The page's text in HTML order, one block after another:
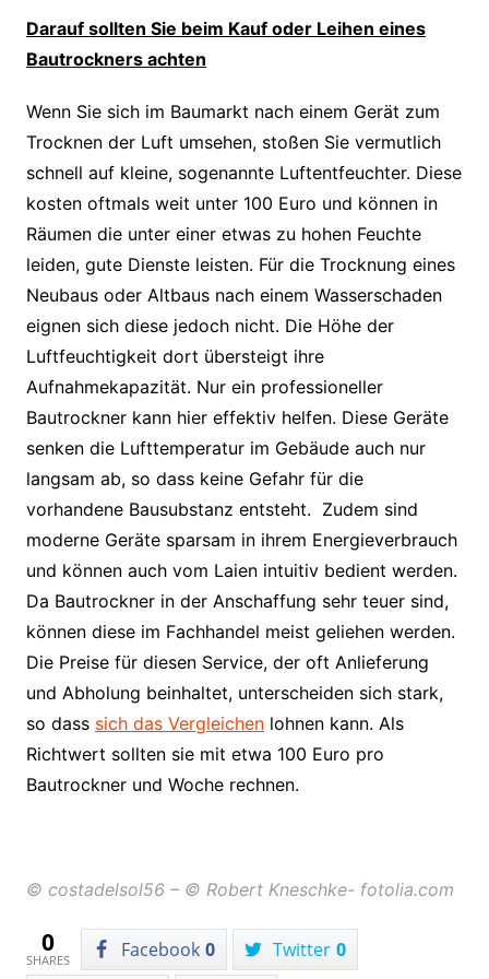
Darauf sollten Sie beim Kauf oder Leihen eines
Bautrockners achten
Wenn Sie sich im Baumarkt nach einem Gerät zum
Trocknen der Luft umsehen, stoßen Sie vermutlich
schnell auf kleine, sogenannte Luftentfeuchter. Diese
kosten oftmals weit unter 100 Euro und können in
Räumen die unter einer etwas zu hohen Feuchte
leiden, gute Dienste leisten. Für die Trocknung eines
Neubaus oder Altbaus nach einem Wasserschaden
eignen sich diese jedoch nicht. Die Höhe der
Luftfeuchtigkeit dort übersteigt ihre
Aufnahmekapazität. Nur ein professioneller
Bautrockner kann hier effektiv helfen. Diese Geräte
senken die Lufttemperatur im Gebäude auch nur
langsam ab, so dass keine Gefahr für die
vorhandene Bausubstanz entsteht. Zudem sind
moderne Geräte sparsam in ihrem Energieverbrauch
und können auch vom Laien intuitiv bedient werden.
Da Bautrockner in der Anschaffung sehr teuer sind,
können diese im Fachhandel meist geliehen werden.
Die Preise für diesen Service, der oft Anlieferung
und Abholung beinhaltet, unterscheiden sich stark,
so dass sich das Vergleichenlohnen kann. Als
Richtwert sollten sie mit etwa 100 Euro pro
Bautrockner und Woche rechnen.
© costadelsol56 – © Robert Kneschke- fotolia.com
0
SHARES Facebook 0 Twitter 0